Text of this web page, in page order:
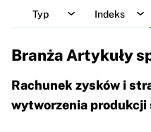
Typ Indeks
Branża Artykuły
Rachunek zysków i
wytworzenia produkcji